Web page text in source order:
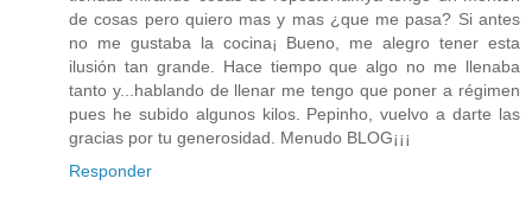
de cosas pero quiero mas y mas ¿que me pasa? Si antes
no me gustaba la cocina¡ Bueno, me alegro tener esta
ilusión tan grande. Hace tiempo que algo no me llenaba
tanto y...hablando de llenar me tengo que poner a régimen
pues he subido algunos kilos. Pepinho, vuelvo a darte las
gracias por tu generosidad. Menudo BLOG¡¡¡
Responder